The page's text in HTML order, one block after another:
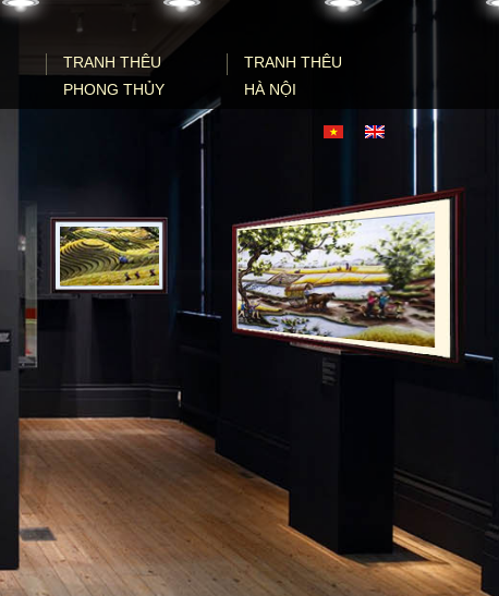
TRANH THÊU
PHONG THỦY
TRANH THÊU
HÀ NỘI